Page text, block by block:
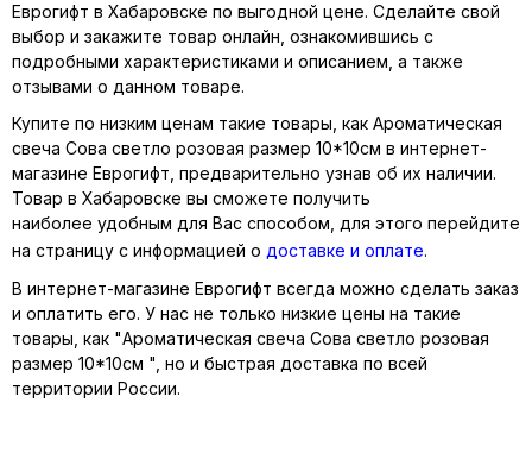
Еврогифт в Хабаровске по выгодной цене. Сделайте свой
выбор и закажите товар онлайн, ознакомившись с
подробными характеристиками и описанием, а также
отзывами о данном товаре.
Купите по низким ценам такие товары, как Ароматическая
свеча Сова светло розовая размер 10*10см в интернет-
магазине Еврогифт, предварительно узнав об их наличии.
Товар в Хабаровске вы сможете получить
наиболее удобным для Вас способом, для этого перейдите
на страницу с информацией о доставке и оплате.
В интернет-магазине Еврогифт всегда можно сделать заказ
и оплатить его. У нас не только низкие цены на такие
товары, как "Ароматическая свеча Сова светло розовая
размер 10*10см ", но и быстрая доставка по всей
территории России.